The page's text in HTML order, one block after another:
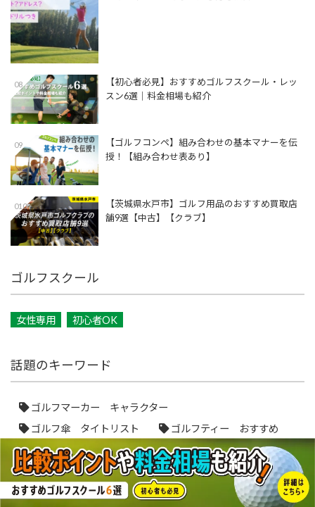
08
【初心者必見】おすすめゴルフスクール・レッ
スン6選｜料金相場も紹介
09
【ゴルフコンペ】組み合わせの基本マナーを伝
授！【組み合わせ表あり】
010
【茨城県水戸市】ゴルフ用品のおすすめ買取店
舗9選【中古】【クラブ】
ゴルフスクール
女性専用 初心者OK
話題のキーワード
ゴルフマーカー キャラクター
ゴルフ傘 タイトリスト
ゴルフティー おすすめ
エアロスパークティー
ナナメッティ
ゴルフティー 選び方
ゴルフティー 飛距離
アプローチ
メンタル パター